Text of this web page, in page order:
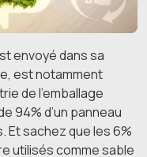
envoyé dans sa
est notamment
de l’emballage
94% d’un panneau
sachez que les 6%
utilisés comme sable